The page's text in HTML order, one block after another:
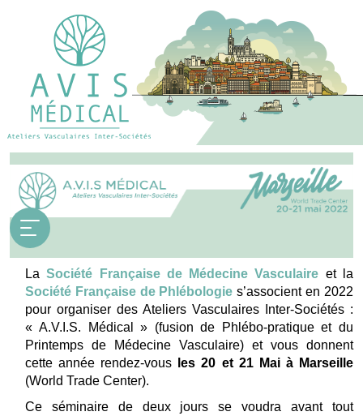
LaSociété Française de Médecine Vasculaire et la
Société Française de Phlébologie s’associent en 2022
pour organiser des Ateliers Vasculaires Inter-Sociétés :
« A.V.I.S. Médical » (fusion de Phlébo-pratique et du
Printemps de Médecine Vasculaire) et vous donnent
cette année rendez-vous
les 20 et 21 Mai à Marseille
(World Trade Center).
Ce séminaire de deux jours se voudra avant tout